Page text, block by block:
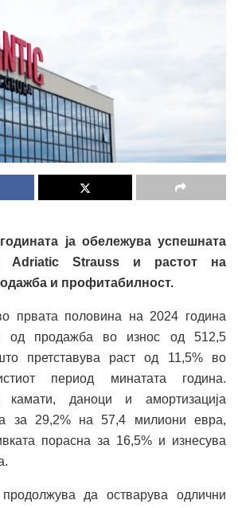
ја обележува успешната
Adriatic Strauss и растот на
и профитабилност.
првата половина на 2024 година
од продажба во износ од 512,5
претставува раст од 11,5% во
период минатата година.
камати, даноци и амортизација
за 29,2% на 57,4 милиони евра,
порасна за 16,5% и изнесува
продолжува да остварува одлични